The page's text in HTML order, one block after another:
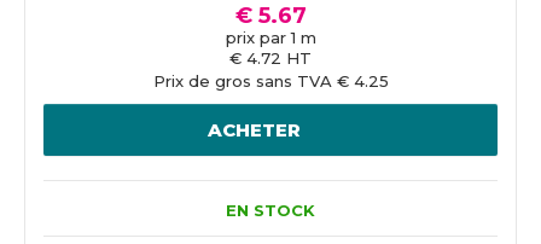
€ 5.67
prix par 1 m
€ 4.72 HT
Prix de gros sans TVA € 4.25
ACHETER
EN STOCK